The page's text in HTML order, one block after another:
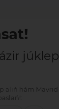
júklep
alıń hám Mavrid